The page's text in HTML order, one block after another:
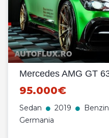
Mercedes AMG GT
95.000€
Sedan 2019
Germania